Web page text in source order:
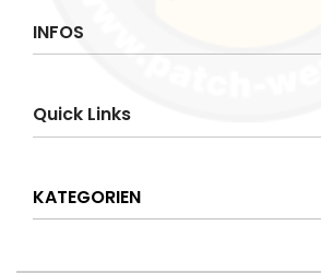
INFOS
Widerrufsrecht
Versandkostenpauschale
Quick Links
KATEGORIEN